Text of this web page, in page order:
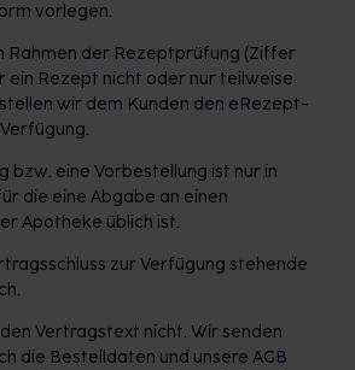
vorlegen.
Rahmen der Rezeptprüfung (Ziffer
ein Rezept nicht oder nur teilweise
wir dem Kunden den eRezept-
bzw. eine Vorbestellung ist nur in
die eine Abgabe an einen
Apotheke üblich ist.
zur Verfügung stehende
Vertragstext nicht. Wir senden
die Bestelldaten und unsere AGB